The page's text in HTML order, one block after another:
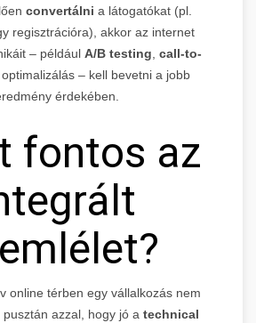
convertálni a látogatókat (pl.
regisztrációra), akkor az internet
– például A/B testing call-to-
optimalizálás – kell bevetni a jobb
érdekében.
fontos az
online térben egy vállalkozás nem
azzal, hogy jó a technical